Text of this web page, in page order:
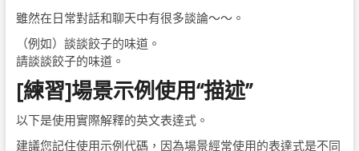
雖然在日常對話和聊天中有很多談論〜〜。
（例如）談談餃子的味道。
請談談餃子的味道。
[練習]場景示例使用“描述”
以下是使用實際解釋的英文表達式。
建議您記住使用示例代碼，因為場景經常使用的表達式是不同